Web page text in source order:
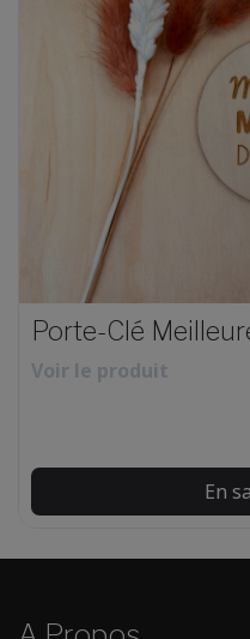
Porte-Clé
Voir le produit
En